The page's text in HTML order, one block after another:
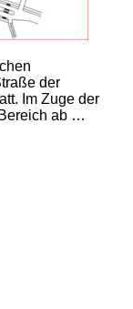
der
Im Zuge der
ab …